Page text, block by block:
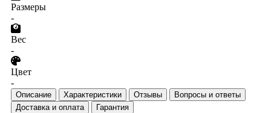
Размеры
-
Вес
-
Цвет
-
Описание Характеристики Отзывы
Вопросы и ответы
Доставка и оплата
Гарантия